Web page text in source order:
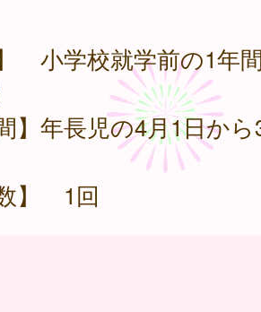
】 小学校就学前の1年
】年長児の4月1日か
】 1回